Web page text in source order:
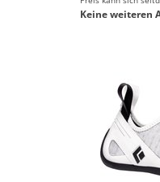
Keine weiteren